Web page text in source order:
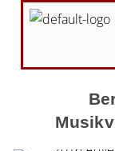
Zum